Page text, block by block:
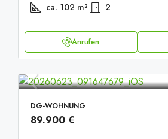
ca. 102 m² 2
Anrufen
DG-WOHNUNG
89.900 €